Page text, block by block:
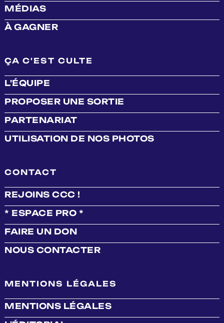
MÉDIAS
À GAGNER
ÇA C'EST CULTE
L'ÉQUIPE
PROPOSER UNE SORTIE
PARTENARIAT
UTILISATION DE NOS PHOTOS
CONTACT
REJOINS CCC !
* ESPACE PRO *
FAIRE UN DON
NOUS CONTACTER
MENTIONS LÉGALES
MENTIONS LÉGALES